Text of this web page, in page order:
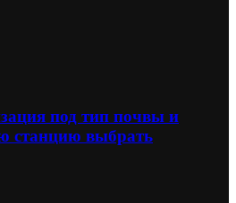
под тип почвы и
станцию выбрать